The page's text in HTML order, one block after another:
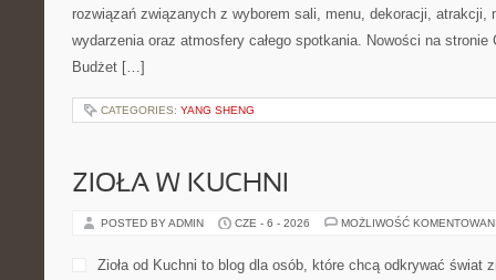
rozwiązań związanych z wyborem sali, menu, dekoracji, atrakcji,
wydarzenia oraz atmosfery całego spotkania. Nowości na
Budżet […]
CATEGORIES: YANG SHENG
ZIOŁA W KUCHNI
POSTED BY ADMIN CZE - 6 - 2026 MOŻLIWOŚĆ
Zioła od Kuchni to blog dla osób, które chcą odkrywać świat